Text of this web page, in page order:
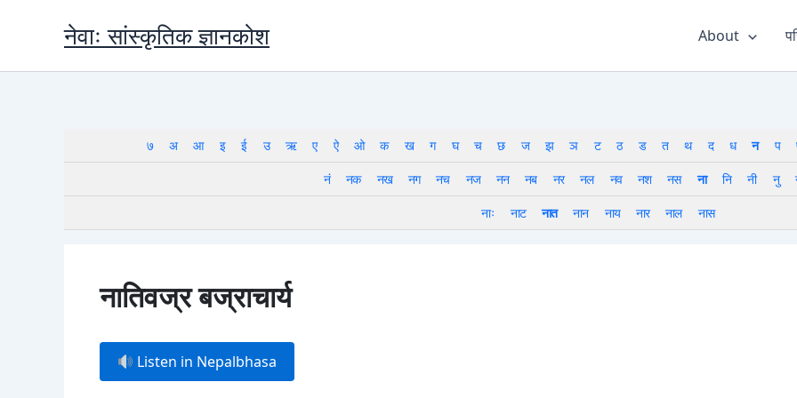
नेवाः सांस्कृतिक ज्ञानकोश About
७ अ आ इ ई उ ऋ ए ऐ ओ क ख ग घ च छ ज झ ञ ट ठ ड त थ द ध न प
नं
नक नख नग नच नज नन नब नर नल नव नश नस ना नि नी नु
नाः
नाट नात नान नाय नार नाल नास
नातिवज्र बज्राचार्य
Listen in Nepalbhasa